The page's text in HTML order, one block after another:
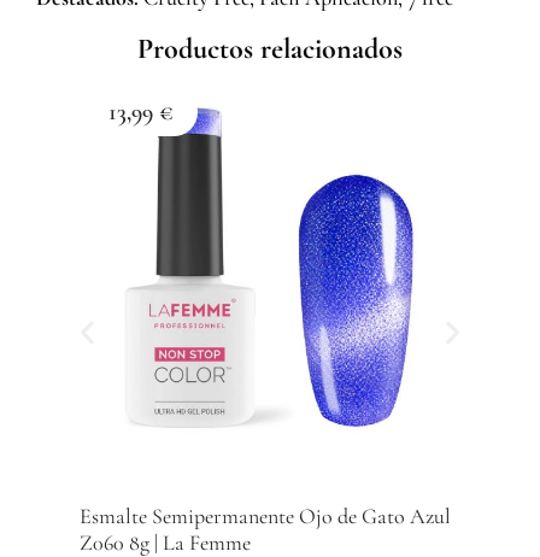
Productos relacionados
13,99 €
Esmalte Semipermanente Ojo de Gato Azul
Z060 8g | La Femme